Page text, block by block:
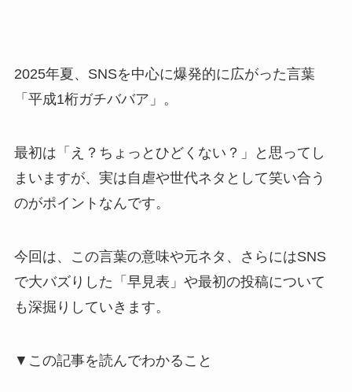
2025年夏、SNSを中心に爆発的に広がった言葉
「平成1桁ガチババア」。
最初は「え？ちょっとひどくない？」と思ってし
まいますが、実は自虐や世代ネタとして笑い合う
のがポイントなんです。
今回は、この言葉の意味や元ネタ、さらにはSNS
で大バズりした「早見表」や最初の投稿について
も深掘りしていきます。
▼この記事を読んでわかること